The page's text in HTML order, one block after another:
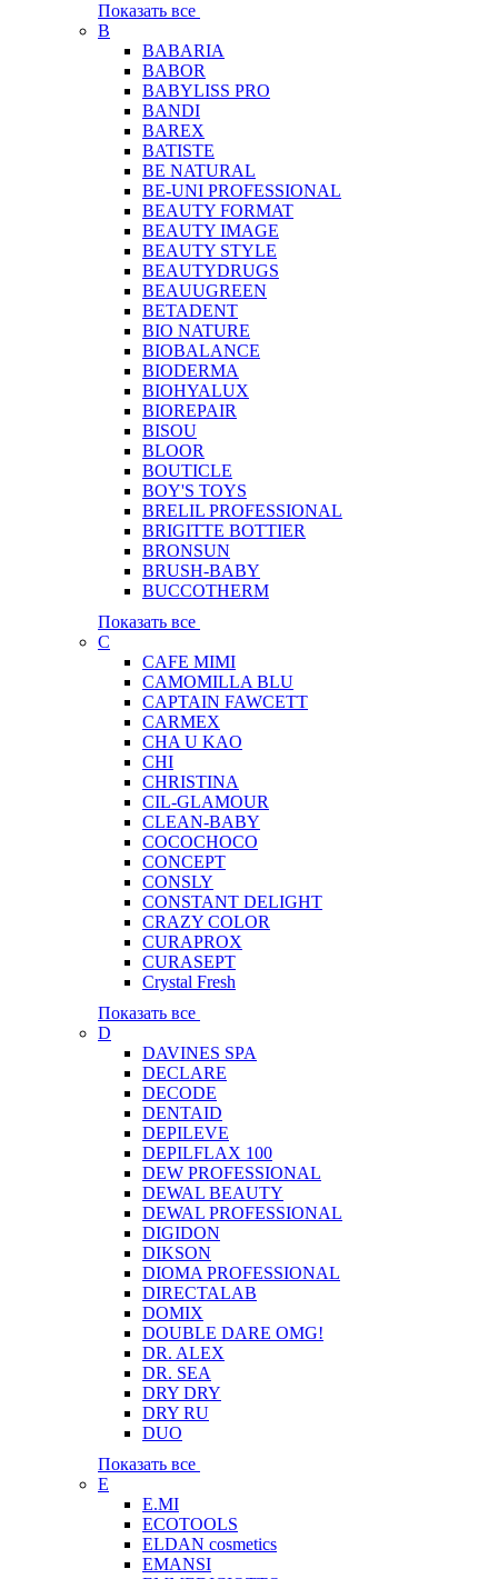
Показать все
B
BABARIA
BABOR
BABYLISS PRO
BANDI
BAREX
BATISTE
BE NATURAL
BE-UNI PROFESSIONAL
BEAUTY FORMAT
BEAUTY IMAGE
BEAUTY STYLE
BEAUTYDRUGS
BEAUUGREEN
BETADENT
BIO NATURE
BIOBALANCE
BIODERMA
BIOHYALUX
BIOREPAIR
BISOU
BLOOR
BOUTICLE
BOY'S TOYS
BRELIL PROFESSIONAL
BRIGITTE BOTTIER
BRONSUN
BRUSH-BABY
BUCCOTHERM
Показать все
C
CAFE MIMI
CAMOMILLA BLU
CAPTAIN FAWCETT
CARMEX
CHA U KAO
CHI
CHRISTINA
CIL-GLAMOUR
CLEAN-BABY
COCOCHOCO
CONCEPT
CONSLY
CONSTANT DELIGHT
CRAZY COLOR
CURAPROX
CURASEPT
Crystal Fresh
Показать все
D
DAVINES SPA
DECLARE
DECODE
DENTAID
DEPILEVE
DEPILFLAX 100
DEW PROFESSIONAL
DEWAL BEAUTY
DEWAL PROFESSIONAL
DIGIDON
DIKSON
DIOMA PROFESSIONAL
DIRECTALAB
DOMIX
DOUBLE DARE OMG!
DR. ALEX
DR. SEA
DRY DRY
DRY RU
DUO
Показать все
E
E.MI
ECOTOOLS
ELDAN cosmetics
EMANSI